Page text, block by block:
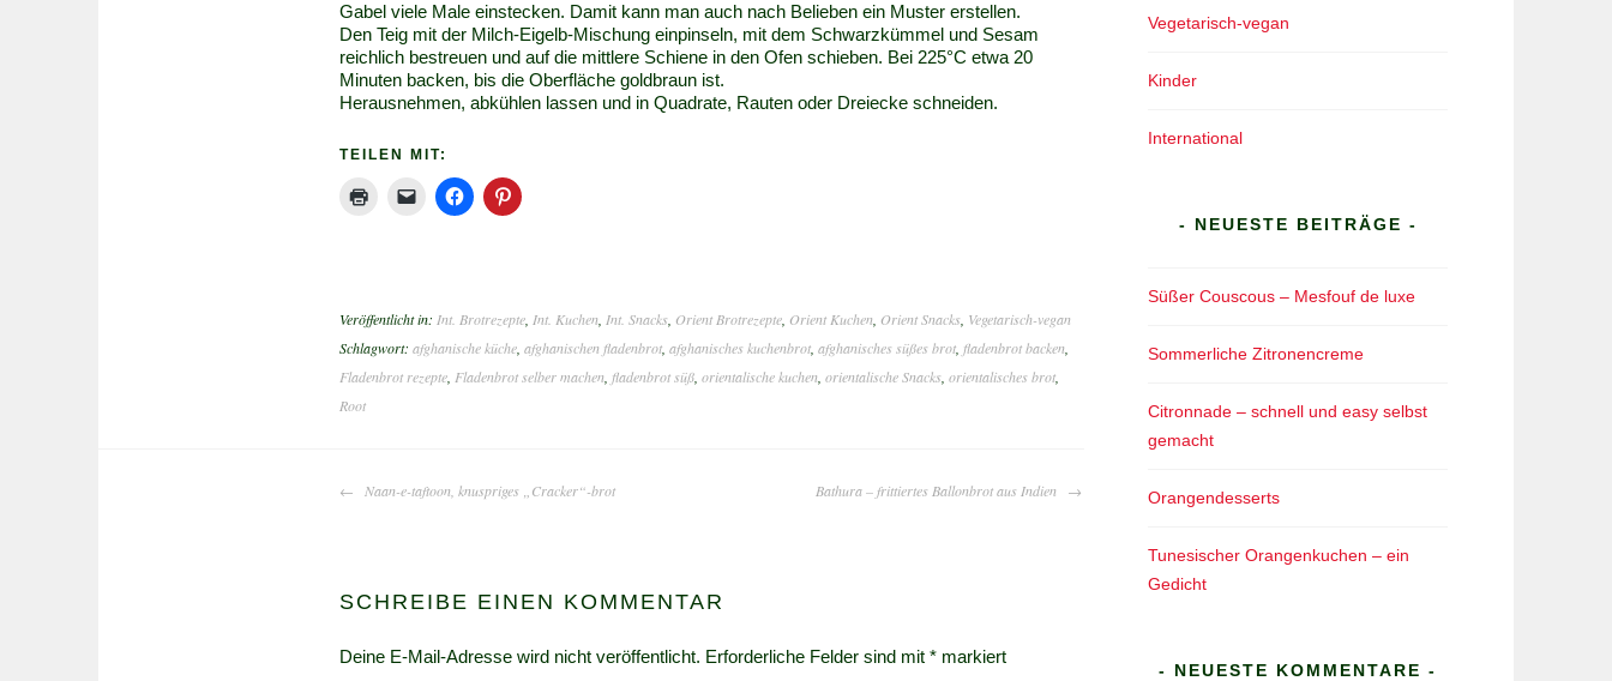
Gabel viele Male einstecken. Damit kann man auch nach Belieben ein Muster erstellen.
Den Teig mit der Milch-Eigelb-Mischung einpinseln, mit dem Schwarzkümmel und Sesam
reichlich bestreuen und auf die mittlere Schiene in den Ofen schieben. Bei 225°C etwa 20
Minuten backen, bis die Oberfläche goldbraun ist.
Herausnehmen, abkühlen lassen und in Quadrate, Rauten oder Dreiecke schneiden.
TEILEN MIT:
Veröffentlicht in: Int. Brotrezepte Int. Kuchen Int. Snacks Orient Brotrezepte Orient Kuchen Orient Snacks Vegetarisch-vegan
Schlagwort: afghanische küche afghanischen fladenbrot afghanisches kuchenbrot afghanisches süßes brot fladenbrot backen
Fladenbrot rezepte Fladenbrot selber machen fladenbrot süß orientalische kuchen orientalische Snacks orientalisches brot
Root
BEITRAGS-
Naan-e-taftoon, knuspriges „Cracker“-brot Bathura – frittiertes Ballonbrot aus Indien
SCHREIBE EINEN KOMMENTAR
Deine E-Mail-Adresse wird nicht veröffentlicht. Erforderliche Felder sind mit * markiert
Vegetarisch-vegan
Kinder
International
- NEUESTE BEITRÄGE -
Süßer Couscous – Mesfouf de luxe
Sommerliche Zitronencreme
Citronnade – schnell und easy selbst
gemacht
Orangendesserts
Tunesischer Orangenkuchen – ein
Gedicht
- NEUESTE KOMMENTARE -